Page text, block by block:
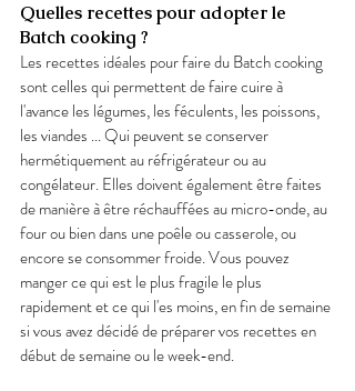
Quelles recettes pour adopter le
Batch cooking ?
Les recettes idéales pour faire du Batch cooking
sont celles qui permettent de faire cuire à
l'avance les légumes, les féculents, les poissons,
les viandes ... Qui peuvent se conserver
hermétiquement au réfrigérateur ou au
congélateur. Elles doivent également être faites
de manière à être réchauffées au micro-onde, au
four ou bien dans une poêle ou casserole, ou
encore se consommer froide. Vous pouvez
manger ce qui est le plus fragile le plus
rapidement et ce qui l'es moins, en fin de semaine
si vous avez décidé de préparer vos recettes en
début de semaine ou le week-end.